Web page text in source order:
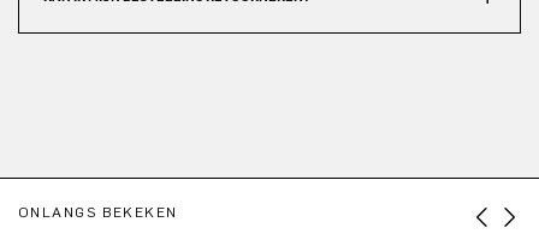
ONLANGS BEKEKEN